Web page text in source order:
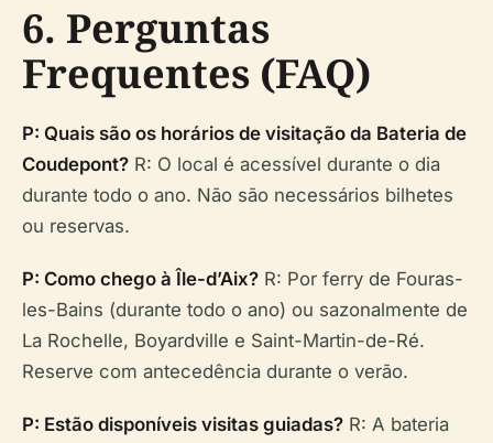
6. Perguntas
Frequentes (FAQ)
P: Quais são os horários de visitação da Bateria de
Coudepont? R: O local é acessível durante o dia
durante todo o ano. Não são necessários bilhetes
ou reservas.
P: Como chego à Île-d’Aix? R: Por ferry de Fouras-
les-Bains (durante todo o ano) ou sazonalmente de
La Rochelle, Boyardville e Saint-Martin-de-Ré.
Reserve com antecedência durante o verão.
P: Estão disponíveis visitas guiadas? R: A bateria